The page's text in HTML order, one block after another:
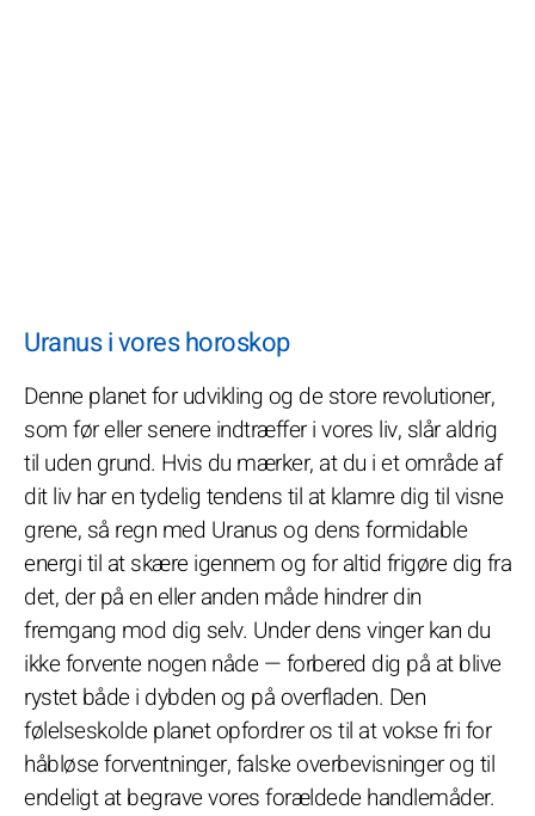
Uranus i vores horoskop
Denne planet for udvikling og de store revolutioner,
som før eller senere indtræffer i vores liv, slår aldrig
til uden grund. Hvis du mærker, at du i et område af
dit liv har en tydelig tendens til at klamre dig til visne
grene, så regn med Uranus og dens formidable
energi til at skære igennem og for altid frigøre dig fra
det, der på en eller anden måde hindrer din
fremgang mod dig selv. Under dens vinger kan du
ikke forvente nogen nåde — forbered dig på at blive
rystet både i dybden og på overfladen. Den
følelseskolde planet opfordrer os til at vokse fri for
håbløse forventninger, falske overbevisninger og til
endeligt at begrave vores forældede handlemåder.